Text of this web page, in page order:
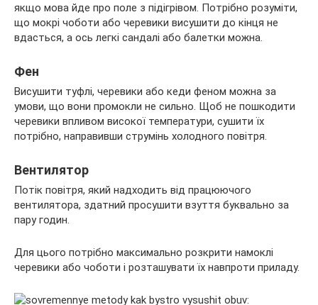
якщо мова йде про поле з підігрівом. Потрібно розуміти,
що мокрі чоботи або черевики висушити до кінця не
вдасться, а ось легкі сандалі або балетки можна.
Фен
Висушити туфлі, черевики або кеди феном можна за
умови, що вони промокли не сильно. Щоб не пошкодити
черевики впливом високої температури, сушити їх
потрібно, направивши струмінь холодного повітря.
Вентилятор
Потік повітря, який надходить від працюючого
вентилятора, здатний просушити взуття буквально за
пару годин.
Для цього потрібно максимально розкрити намоклі
черевики або чоботи і розташувати їх навпроти приладу.